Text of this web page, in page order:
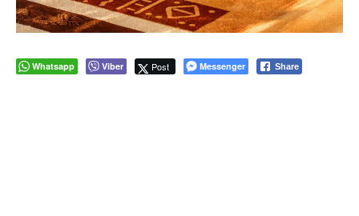
Whatsapp Viber Post Messenger Share